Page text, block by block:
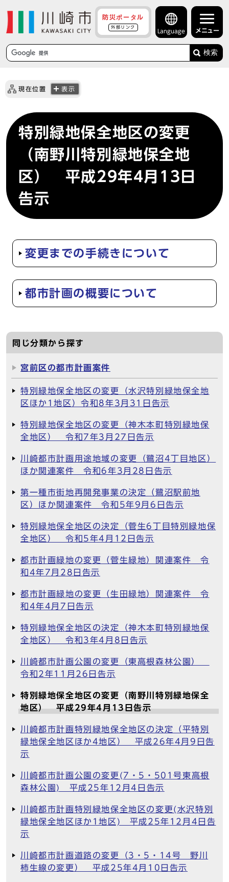
防災ポータル
外部リンク
Language メニュー
検索
現在位置 表示
特別緑地保全地区の変更
（南野川特別緑地保全地
区） 平成29年4月13日
告示
変更までの手続きについて
都市計画の概要について
同じ分類から探す
宮前区の都市計画案件
特別緑地保全地区の変更（水沢特別緑地保全地
区ほか1地区）令和8年3月31日告示
特別緑地保全地区の変更（神木本町特別緑地保
全地区） 令和7年3月27日告示
川崎都市計画用途地域の変更（鷺沼4丁目地区）
ほか関連案件 令和6年3月28日告示
第一種市街地再開発事業の決定（鷺沼駅前地
区）ほか関連案件 令和5年9月6日告示
特別緑地保全地区の決定（菅生6丁目特別緑地保
全地区） 令和5年4月12日告示
都市計画緑地の変更（菅生緑地）関連案件 令
和4年7月28日告示
都市計画緑地の変更（生田緑地）関連案件 令
和4年4月7日告示
特別緑地保全地区の決定（神木本町特別緑地保
全地区） 令和3年4月8日告示
川崎都市計画公園の変更（東高根森林公園）
令和2年11月26日告示
特別緑地保全地区の変更（南野川特別緑地保全
地区） 平成29年4月13日告示
川崎都市計画特別緑地保全地区の決定（平特別
緑地保全地区ほか4地区） 平成26年4月9日告
示
川崎都市計画公園の変更(7・5・501号東高根
森林公園) 平成25年12月4日告示
川崎都市計画特別緑地保全地区の変更(水沢特別
緑地保全地区ほか1地区) 平成25年12月4日告
示
川崎都市計画道路の変更（3・5・14号 野川
柿生線の変更） 平成25年4月10日告示